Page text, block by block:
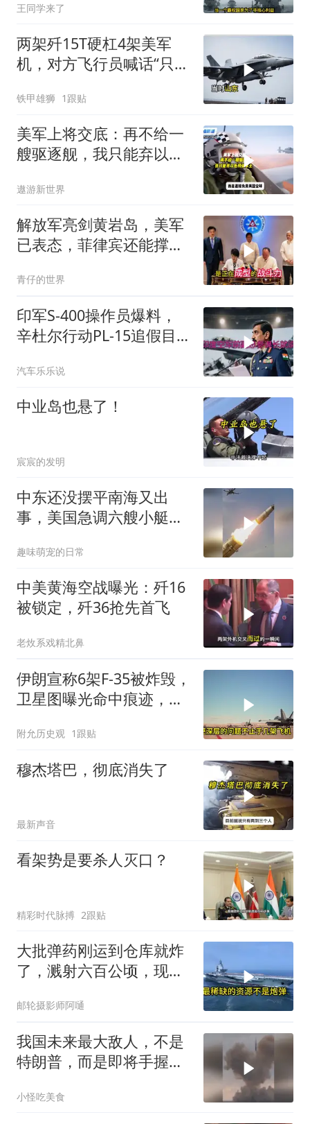
王同学来了
两架歼15T硬杠4架美军
机，对方飞行员喊话“只想
铁甲雄狮 1跟贴
美军上将交底：再不给一
艘驱逐舰，我只能弃以色
遨游新世界
解放军亮剑黄岩岛，美军
已表态，菲律宾还能撑多
青仔的世界
印军S-400操作员爆料，
辛杜尔行动PL-15追假目
汽车乐乐说
中业岛也悬了！
宸宸的发明
中东还没摆平南海又出
事，美国急调六艘小艇去
戏
趣味萌宠的日常
中美黄海空战曝光：歼16
被锁定，歼36抢先首飞
老炇系戏精北鼻
伊朗宣称6架F-35被炸毁，
卫星图曝光命中痕迹，美
附允历史观 1跟贴
穆杰塔巴，彻底消失了
最新声音
看架势是要杀人灭口？
精彩时代脉搏 2跟贴
大批弹药刚运到仓库就炸
了，溅射六百公顷，现场
邮轮摄影师阿嗵
我国未来最大敌人，不是
特朗普，而是即将手握万
小怪吃美食